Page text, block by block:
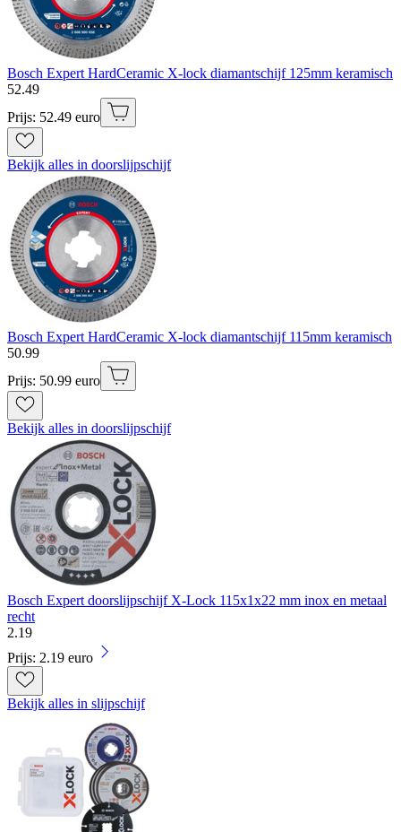
Bosch Expert HardCeramic X-lock diamantschijf 125mm keramisch
52.49
Prijs: 52.49 euro
Bekijk alles in doorslijpschijf
Bosch Expert HardCeramic X-lock diamantschijf 115mm keramisch
50.99
Prijs: 50.99 euro
Bekijk alles in doorslijpschijf
Bosch Expert doorslijpschijf X-Lock 115x1x22 mm inox en metaal
recht
2.19
Prijs: 2.19 euro
Bekijk alles in slijpschijf